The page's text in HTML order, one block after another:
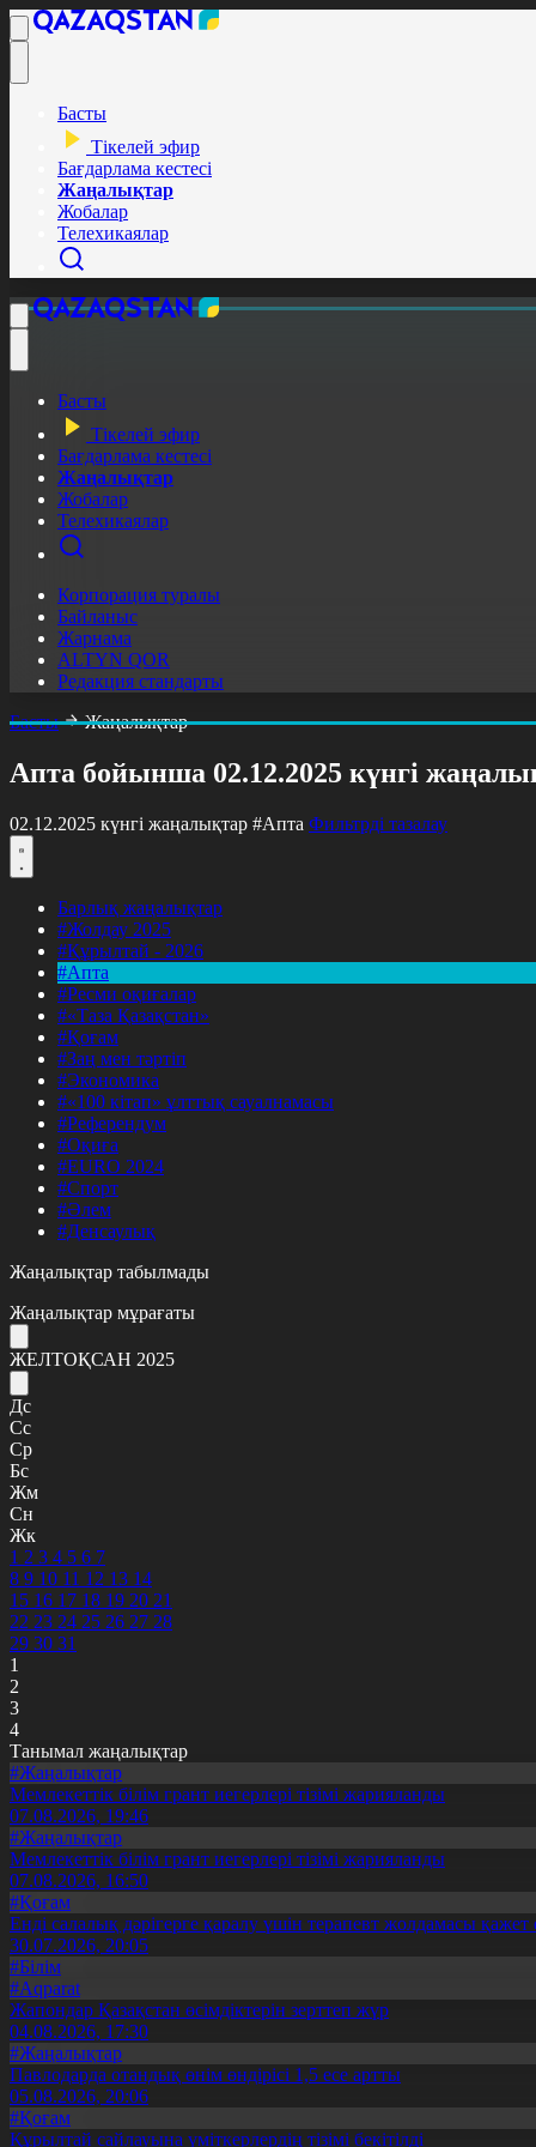
Басты
Тікелей эфир
Бағдарлама кестесі
Жаңалықтар
Жобалар
Телехикаялар
Басты
Тікелей эфир
Бағдарлама кестесі
Жаңалықтар
Жобалар
Телехикаялар
Корпорация туралы
Байланыс
Жарнама
ALTYN QOR
Редакция стандарты
Басты
Жаңалықтар
Апта бойынша 02.12.2025 күнгі
02.12.2025 күнгі жаңалықтар #Апта Фильтрді тазалау
Барлық жаңалықтар
#Жолдау 2025
#Құрылтай - 2026
#Апта
#Ресми оқиғалар
#«Таза Қазақстан»
#Қоғам
#Заң мен тәртіп
#Экономика
#«100 кітап» ұлттық сауалнамасы
#Референдум
#Оқиға
#EURO 2024
#Спорт
#Әлем
#Денсаулық
Жаңалықтар табылмады
Жаңалықтар мұрағаты
ЖЕЛТОҚСАН 2025
Дс
Сс
Ср
Бс
Жм
Сн
Жк
1 2 3 4 5 6 7
8 9 10 11 12 13 14
15 16 17 18 19 20 21
22 23 24 25 26 27 28
29 30 31
1
2
3
4
Танымал жаңалықтар
#Жаңалықтар
Мемлекеттік білім грант иегерлері тізімі жарияланды
07.08.2026, 19:46
#Жаңалықтар
Мемлекеттік білім грант иегерлері тізімі жарияланды
07.08.2026, 16:50
#Қоғам
Енді салалық дәрігерге қаралу үшін терапевт жолдамасы қажет
30.07.2026, 20:05
#Білім
#Aqparat
Жапондар Қазақстан өсімдіктерін зерттеп жүр
04.08.2026, 17:30
#Жаңалықтар
Павлодарда отандық өнім өндірісі 1,5 есе артты
05.08.2026, 20:06
#Қоғам
Құрылтай сайлауына үміткерлердің тізімі бекітілді